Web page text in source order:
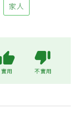
家人
實用 不實用